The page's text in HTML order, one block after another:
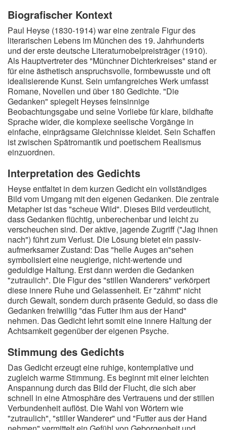
Dichter
Gedichte-Quiz
Zufallsgedicht
Biografischer Kontext
Paul Heyse (1830-1914) war eine zentrale Figur des
literarischen Lebens im München des 19. Jahrhunderts
und der erste deutsche Literaturnobelpreisträger (1910).
Als Hauptvertreter des "Münchner Dichterkreises" stand er
für eine ästhetisch anspruchsvolle, formbewusste und oft
idealisierende Kunst. Sein umfangreiches Werk umfasst
Romane, Novellen und über 180 Gedichte. "Die
Gedanken" spiegelt Heyses feinsinnige
Beobachtungsgabe und seine Vorliebe für klare, bildhafte
Sprache wider, die komplexe seelische Vorgänge in
einfache, einprägsame Gleichnisse kleidet. Sein Schaffen
ist zwischen Spätromantik und poetischem Realismus
einzuordnen.
Interpretation des Gedichts
Heyse entfaltet in dem kurzen Gedicht ein vollständiges
Bild vom Umgang mit den eigenen Gedanken. Die zentrale
Metapher ist das "scheue Wild". Dieses Bild verdeutlicht,
dass Gedanken flüchtig, unberechenbar und leicht zu
verscheuchen sind. Der aktive, jagende Zugriff ("Jag ihnen
nach") führt zum Verlust. Die Lösung bietet ein passiv-
aufmerksamer Zustand: Das "helle Auges an"sehen
symbolisiert eine neugierige, nicht-wertende und
geduldige Haltung. Erst dann werden die Gedanken
"zutraulich". Die Figur des "stillen Wanderers" verkörpert
diese innere Ruhe und Gelassenheit. Er "zähmt" nicht
durch Gewalt, sondern durch präsente Geduld, so dass die
Gedanken freiwillig "das Futter ihm aus der Hand"
nehmen. Das Gedicht lehrt somit eine innere Haltung der
Achtsamkeit gegenüber der eigenen Psyche.
Stimmung des Gedichts
Das Gedicht erzeugt eine ruhige, kontemplative und
zugleich warme Stimmung. Es beginnt mit einer leichten
Anspannung durch das Bild der Flucht, die sich aber
schnell in eine Atmosphäre des Vertrauens und der stillen
Verbundenheit auflöst. Die Wahl von Wörtern wie
"zutraulich", "stiller Wanderer" und "Futter aus der Hand